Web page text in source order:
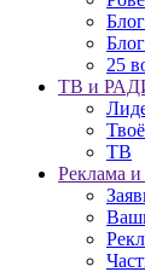
25
ТВ и
ТВ
Реклама и